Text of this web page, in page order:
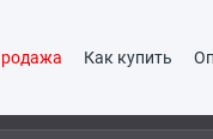
Как купить